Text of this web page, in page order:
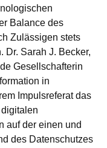
Balance des
Zulässigen stets
Dr. Sarah J. Becker,
Gesellschafterin
in
Impulsreferat das
auf der einen und
des Datenschutzes